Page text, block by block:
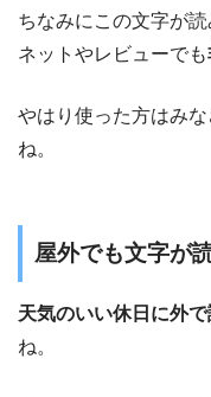
ちなみにこの文字が
ネットやレビューでも
やはり使った方はみ
ね。
屋外でも文字が
天気のいい休日に外で
ね。